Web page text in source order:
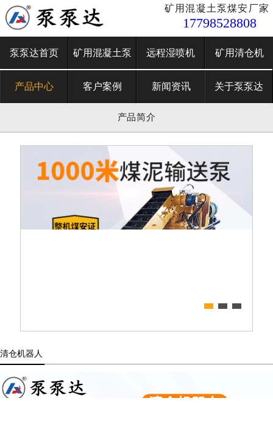
矿用混凝土泵煤安厂家
17798528808
泵泵达首页 矿用混凝土泵 远程湿喷机 矿用清仓机
产品中心 客户案例 新闻资讯 关于泵泵达
产品简介
清仓机器人